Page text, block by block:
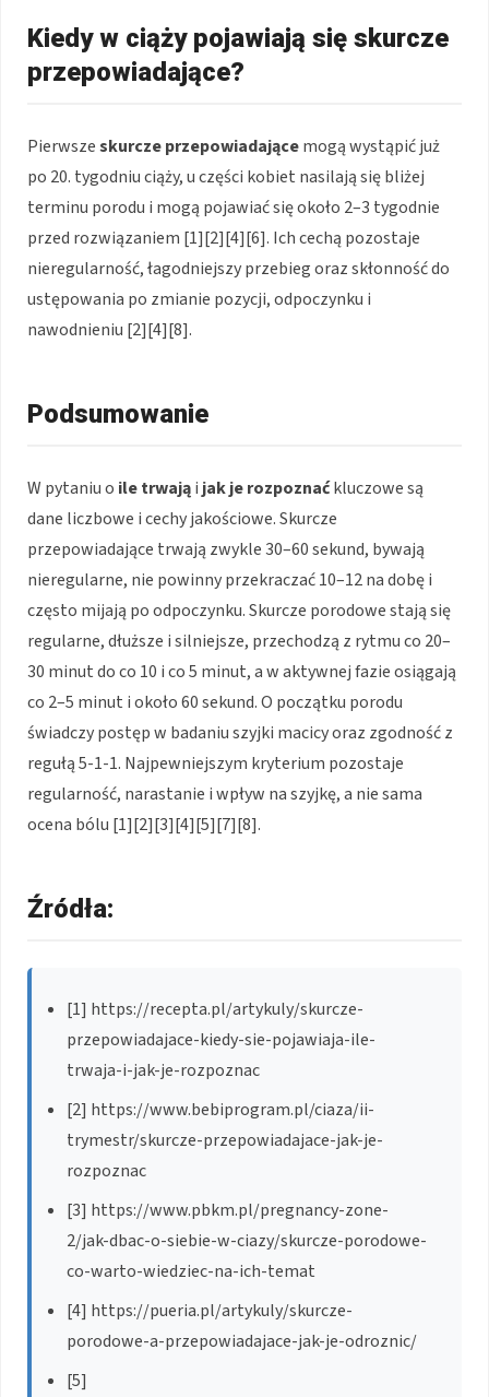
Kiedy w ciąży pojawiają się skurcze
przepowiadające?
Pierwszeskurcze przepowiadającemogą wystąpić już
po 20. tygodniu ciąży, u części kobiet nasilają się bliżej
terminu porodu i mogą pojawiać się około 2–3 tygodnie
przed rozwiązaniem [1][2][4][6]. Ich cechą pozostaje
nieregularność, łagodniejszy przebieg oraz skłonność do
ustępowania po zmianie pozycji, odpoczynku i
nawodnieniu [2][4][8].
Podsumowanie
W pytaniu o ile trwająi jak je rozpoznaćkluczowe są
dane liczbowe i cechy jakościowe. Skurcze
przepowiadające trwają zwykle 30–60 sekund, bywają
nieregularne, nie powinny przekraczać 10–12 na dobę i
często mijają po odpoczynku. Skurcze porodowe stają się
regularne, dłuższe i silniejsze, przechodzą z rytmu co 20–
30 minut do co 10 i co 5 minut, a w aktywnej fazie osiągają
co 2–5 minut i około 60 sekund. O początku porodu
świadczy postęp w badaniu szyjki macicy oraz zgodność z
regułą 5-1-1. Najpewniejszym kryterium pozostaje
regularność, narastanie i wpływ na szyjkę, a nie sama
ocena bólu [1][2][3][4][5][7][8].
Źródła:
[1] https://recepta.pl/artykuly/skurcze-
przepowiadajace-kiedy-sie-pojawiaja-ile-
trwaja-i-jak-je-rozpoznac
[2] https://www.bebiprogram.pl/ciaza/ii-
trymestr/skurcze-przepowiadajace-jak-je-
rozpoznac
[3] https://www.pbkm.pl/pregnancy-zone-
2/jak-dbac-o-siebie-w-ciazy/skurcze-porodowe-
co-warto-wiedziec-na-ich-temat
[4] https://pueria.pl/artykuly/skurcze-
porodowe-a-przepowiadajace-jak-je-odroznic/
[5]